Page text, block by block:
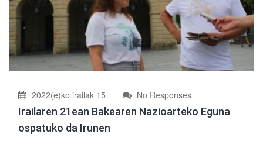
2022(e)ko irailak 15 No Responses
Irailaren 21ean Bakearen Nazioarteko Eguna
ospatuko da Irunen